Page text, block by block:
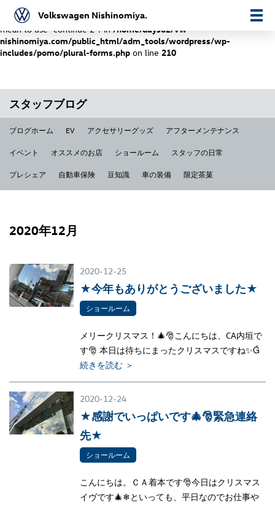
Warning
: "continue" targeting switch is equivalent to "break". Did you
mean to use "continue 2"? in /home/days02/vw-
nishinomiya.com/public_html/adm_tools/wordpress/wp-
includes/pomo/plural-forms.php on line 210
Volkswagen Nishinomiya.
スタッフブログ
ブログホーム EV アクセサリーグッズ アフターメンテナンス
イベント オススメのお店 ショールーム スタッフの日常
プレシェア 自動車保険 豆知識 車の装備 限定茶菓
2020年12月
2020-12-25
★今年もありがとうございました★
ショールーム
メリークリスマス！🎄🎅こんにちは、CA内垣で
す🎅 本日は待ちにまったクリスマスですね✨Ǵ
続きを読む ＞
2020-12-24
★感謝でいっぱいです🎄🎅緊急連絡
先★
ショールーム
こんにちは。ＣＡ着本です🎅今日はクリスマス
イヴです🎄❄といっても、平日なのでお仕事や